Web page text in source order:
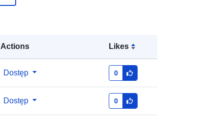
Actions Likes
Dostęp 0
Dostęp 0